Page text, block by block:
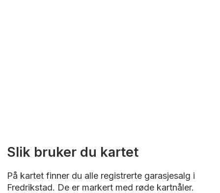
Slik bruker du kartet
På kartet finner du alle registrerte garasjesalg i
Fredrikstad. De er markert med røde kartnåler.